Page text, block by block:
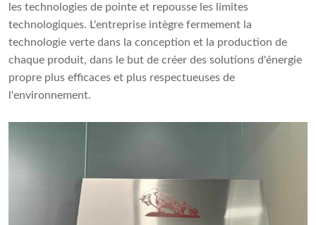
les technologies de pointe et repousse les limites
technologiques. L'entreprise intègre fermement la
technologie verte dans la conception et la production de
chaque produit, dans le but de créer des solutions d'énergie
propre plus efficaces et plus respectueuses de
l'environnement.